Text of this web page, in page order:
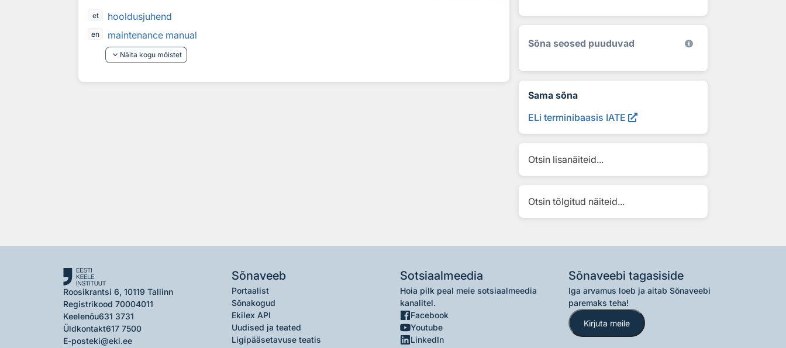
et hooldusjuhend
en
maintenance manual
keyboard_arrow_down Näita kogu mõistet
Sõna seosed puuduvad
Sama sõna
ELi terminibaasis IATE
Otsin lisanäiteid...
Otsin tõlgitud näiteid...
Roosikrantsi 6, 10119 Tallinn
Registrikood 70004011
Keelenõu631 3731
Üldkontakt617 7500
E-posteki@eki.ee
Sõnaveeb
Portaalist
Sõnakogud
Ekilex API
Uudised ja teated
Ligipääsetavuse teatis
Sotsiaalmeedia
Hoia pilk peal meie sotsiaalmeedia
kanalitel.
Facebook
Youtube
LinkedIn
Sõnaveebi tagasiside
Iga arvamus loeb ja aitab Sõnaveebi
paremaks teha!
Kirjuta meile